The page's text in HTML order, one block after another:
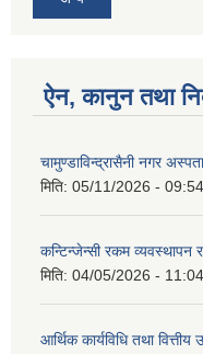
ऐन, कानुन तथा
चामुण्डाविन्द्रासैनी नगर
मिति: 05/11/2026 - 09:54
कन्टिन्जेन्सी रकम व्यवस्थापन
मिति: 04/05/2026 - 11:04
आर्थिक कार्यविधि तथा